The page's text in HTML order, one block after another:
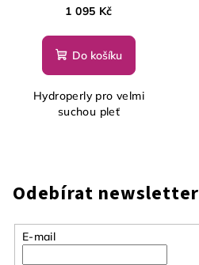
1 095 Kč
Do košíku
Hydroperly pro velmi
suchou pleť
Odebírat newsletter
E-mail